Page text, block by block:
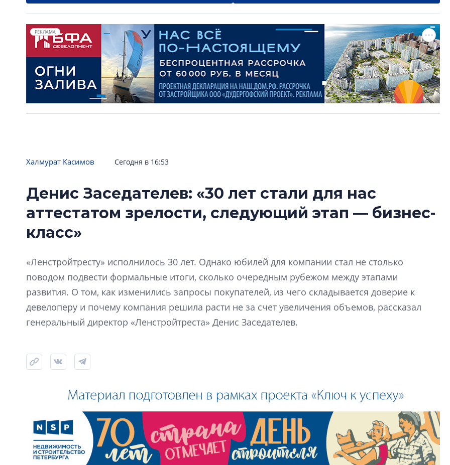
РЕКЛАМА
Халмурат Касимов Сегодня в 16:53
Денис Заседателев: «30 лет стали для нас
аттестатом зрелости, следующий этап — бизнес-
класс»
«Ленстройтресту» исполнилось 30 лет. Однако юбилей для компании стал не столько
поводом подвести формальные итоги, сколько очередным рубежом между этапами
развития. О том, как изменились запросы покупателей, из чего складывается доверие к
девелоперу и почему компания решила расти не за счет увеличения объемов, рассказал
генеральный директор «Ленстройтреста» Денис Заседателев.
перемен в ЖК
электромобиль
Карина
«гибридом» —
рынок апарт-